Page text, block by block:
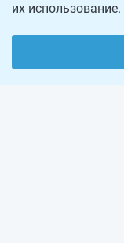
их использование.